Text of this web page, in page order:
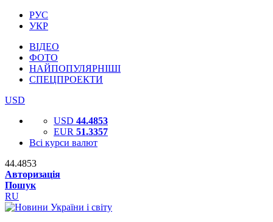
РУС
УКР
ВІДЕО
ФОТО
НАЙПОПУЛЯРНІШІ
СПЕЦПРОЕКТИ
USD
USD 44.4853
EUR 51.3357
Всі курси валют
44.4853
Авторизація
Пошук
RU